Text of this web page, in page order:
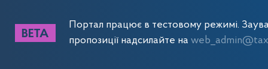
Портал працює в тестовому режимі.
пропозиції надсилайте на